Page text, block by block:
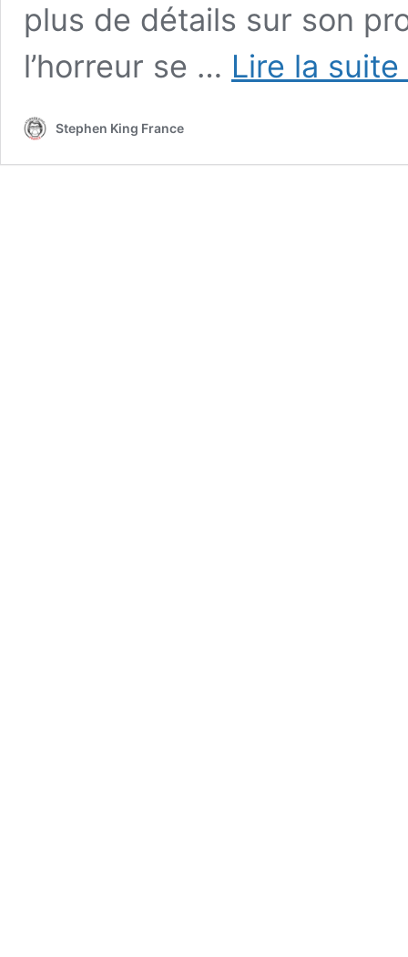
plus de détails sur son
l’horreur se … Lire la suite
Stephen King France